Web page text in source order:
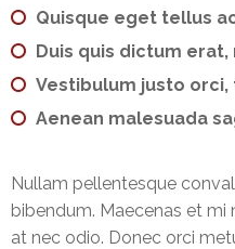
Quisque eget tellus
Duis quis dictum
Vestibulum justo
Aenean malesuada
Nullam pellentesque
bibendum. Maecenas et
at nec odio. Donec orci